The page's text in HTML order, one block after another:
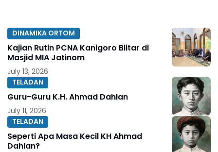
DINAMIKA ORTOM
Kajian Rutin PCNA Kanigoro Blitar di
Masjid MIA Jatinom
July 13, 2026
TELADAN
Guru-Guru K.H. Ahmad Dahlan
July 11, 2026
TELADAN
Seperti Apa Masa Kecil KH Ahmad
Dahlan?